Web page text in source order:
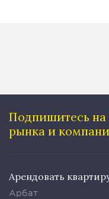
Подпишитесь на
рынка и
Арендовать
Арбат